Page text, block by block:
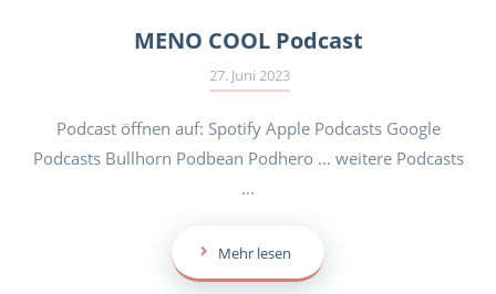
MENO COOL Podcast
27. Juni 2023
Podcast öffnen auf: Spotify Apple Podcasts Google
Podcasts Bullhorn Podbean Podhero … weitere Podcasts
...
Mehr lesen